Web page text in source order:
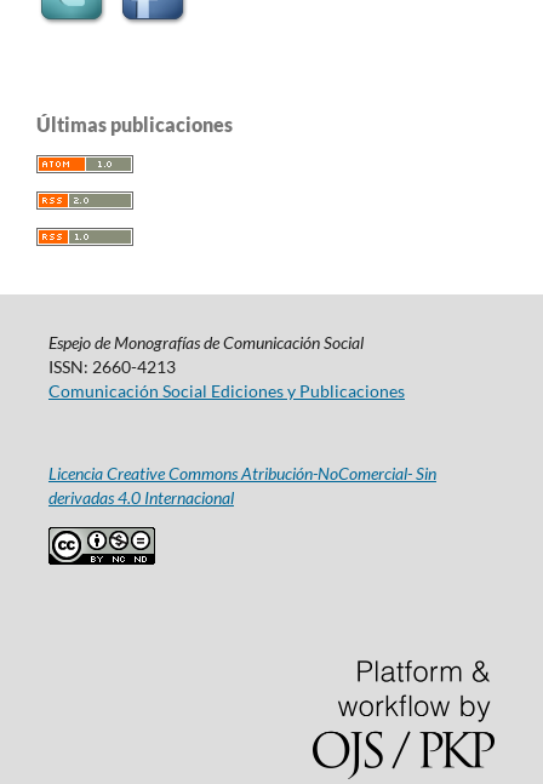
Últimas publicaciones
Espejo de Monografías de Comunicación Social
ISSN: 2660-4213
Comunicación Social Ediciones y Publicaciones
Licencia Creative Commons Atribución-NoComercial- Sin
derivadas 4.0 Internacional